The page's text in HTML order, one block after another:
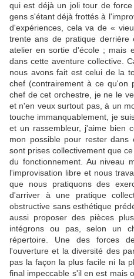
qui est déjà un joli tour de
gens s'étant déjà frottés à
d'expériences, cela va de «
trente ans de pratique
atelier en sortie d'école ; mais
dans cette aventure collective.
nous avons fait est celui de la
chef (contrairement à ce
chef de cet orchestre, je ne le
et n'en veux surtout pas, à un
touche immanquablement, je
et un rassembleur, j'aime bien
mon possible pour rester dans
sont prises collectivement que
du fonctionnement. Au niveau
l'improvisation libre et nous
que nous pratiquons des
d'arriver à une pratique
obstructive sans esthétique
aussi proposer des pièces
intégrons ou pas, selon un
répertoire. Une des forces
l'ouverture et la diversité des
pas la façon la plus facile ni la
final impeccable s'il en est mais